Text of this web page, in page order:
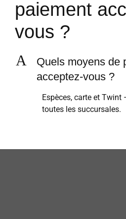
paiement
vous ?
A
Quels moyens de
acceptez-vous ?
Espèces, carte et
toutes les succursales.